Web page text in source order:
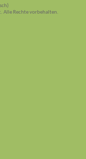
Alle Rechte vorbehalten.